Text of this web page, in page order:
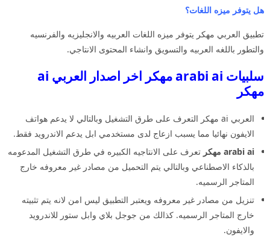
هل يتوفر ميزه اللغات؟
تطبيق العربي مهكر يتوفر ميزه اللغات العربيه والانجليزيه والفرنسيه
والتطور باللغه العربيه والتسويق وانشاء المحتوى الانتاجي.
سلبيات arabi ai مهكر اخر اصدار العربي ai
مهكر
العربي ai مهكر التعرف على طرق التشغيل وبالتالي لا يدعم هواتف
الايفون نهائيا مما يسبب ازعاج لدى مستخدمي ابل يدعم الاندرويد فقط.
arabi ai مهكر
تعرف على الانتاجيه الكبيره في طرق التشغيل المدعومه
بالذكاء الاصطناعي وبالتالي يتم التحميل من مصادر غير معروفه خارج
المتاجر الرسميه.
تنزيل من مصادر غير معروفه ويعتبر التطبيق ليس امن لانه يتم تثبيته
خارج المتاجر الرسميه. كذالك من جوجل بلاي وابل ستور للاندرويد
والايفون.